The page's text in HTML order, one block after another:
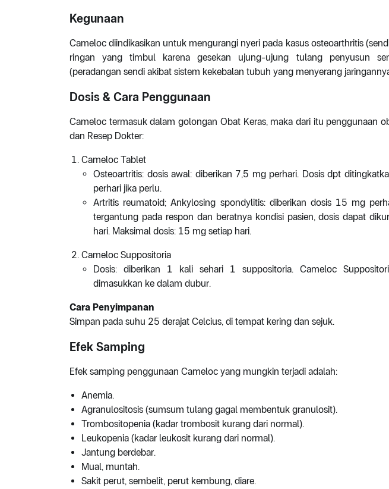
Kegunaan
Cameloc diindikasikan untuk mengurangi nyeri pada kasus osteoarthritis
ringan yang timbul karena gesekan ujung-ujung tulang penyusun
(peradangan sendi akibat sistem kekebalan tubuh yang menyerang
Dosis & Cara Penggunaan
Cameloc termasuk dalam golongan Obat Keras, maka dari itu penggunaan
dan Resep Dokter:
Cameloc Tablet
Osteoartritis: dosis awal: diberikan 7,5 mg perhari. Dosis dpt
perhari jika perlu.
Artritis reumatoid; Ankylosing spondylitis: diberikan dosis 15 mg
tergantung pada respon dan beratnya kondisi pasien, dosis dapat
hari. Maksimal dosis: 15 mg setiap hari.
Cameloc Suppositoria
Dosis: diberikan 1 kali sehari 1 suppositoria. Cameloc
dimasukkan ke dalam dubur.
Cara Penyimpanan
Simpan pada suhu 25 derajat Celcius, di tempat kering dan sejuk.
Efek Samping
Efek samping penggunaan Cameloc yang mungkin terjadi adalah:
Anemia.
Agranulositosis (sumsum tulang gagal membentuk granulosit).
Trombositopenia (kadar trombosit kurang dari normal).
Leukopenia (kadar leukosit kurang dari normal).
Jantung berdebar.
Mual, muntah.
Sakit perut, sembelit, perut kembung, diare.